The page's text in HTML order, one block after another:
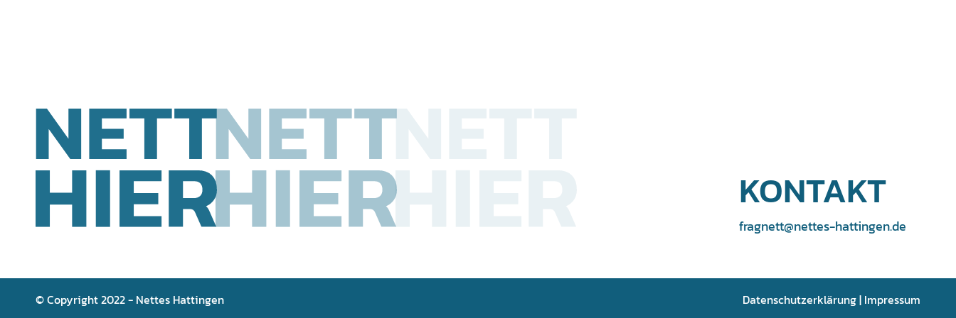
KONTAKT
fragnett@nettes-hattingen.de
© Copyright 2022 - Nettes Hattingen Datenschutzerklärung| Impressum